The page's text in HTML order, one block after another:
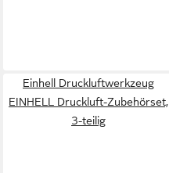
Einhell Druckluftwerkzeug
EINHELL Druckluft-Zubehörset,
3-teilig